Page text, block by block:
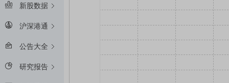
新股数据
沪深港通
公告大全
研究报告